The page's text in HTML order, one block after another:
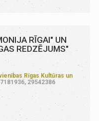
RĪGAI" UN
REDZĒJUMS"
Rīgas Kultūras un
29542386